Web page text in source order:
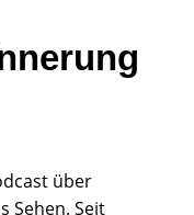
über
Sehen. Seit